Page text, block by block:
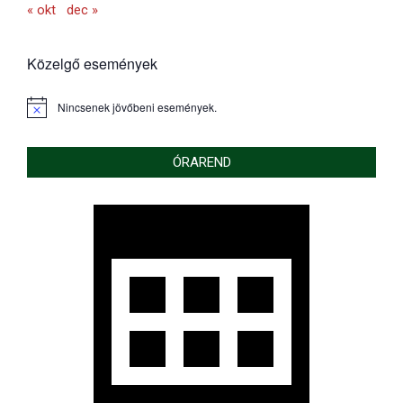
« okt dec »
Közelgő események
Notice Nincsenek jövőbeni események.
ÓRAREND